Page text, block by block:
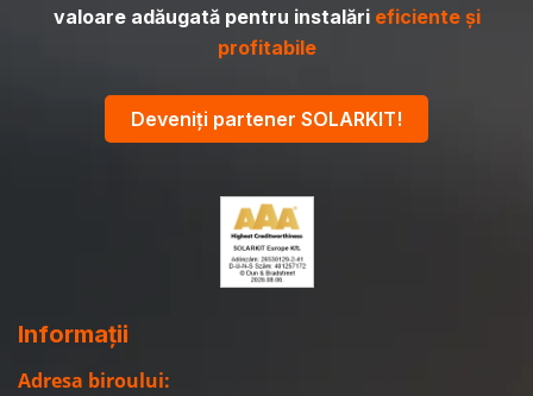
valoare adăugată pentru instalări eficiente și
profitabile
Deveniți partener SOLARKIT!
Informații
Adresa biroului: